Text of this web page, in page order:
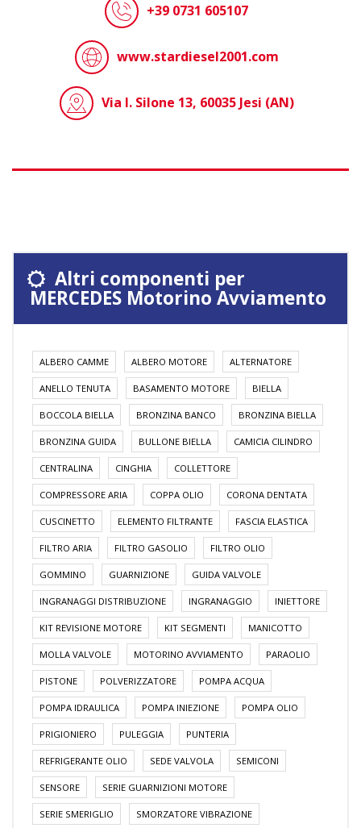
+39 0731 605107
www.stardiesel2001.com
Via I. Silone 13, 60035 Jesi (AN)
Altri componenti per
MERCEDES Motorino Avviamento
ALBERO CAMME ALBERO MOTORE ALTERNATORE
ANELLO TENUTA BASAMENTO MOTORE BIELLA
BOCCOLA BIELLA BRONZINA BANCO BRONZINA BIELLA
BRONZINA GUIDA BULLONE BIELLA CAMICIA CILINDRO
CENTRALINA CINGHIA COLLETTORE
COMPRESSORE ARIA COPPA OLIO CORONA DENTATA
CUSCINETTO ELEMENTO FILTRANTE FASCIA ELASTICA
FILTRO ARIA FILTRO GASOLIO FILTRO OLIO
GOMMINO GUARNIZIONE GUIDA VALVOLE
INGRANAGGI DISTRIBUZIONE INGRANAGGIO INIETTORE
KIT REVISIONE MOTORE KIT SEGMENTI MANICOTTO
MOLLA VALVOLE MOTORINO AVVIAMENTO PARAOLIO
PISTONE POLVERIZZATORE POMPA ACQUA
POMPA IDRAULICA POMPA INIEZIONE POMPA OLIO
PRIGIONIERO PULEGGIA PUNTERIA
REFRIGERANTE OLIO SEDE VALVOLA SEMICONI
SENSORE SERIE GUARNIZIONI MOTORE
SERIE SMERIGLIO SMORZATORE VIBRAZIONE